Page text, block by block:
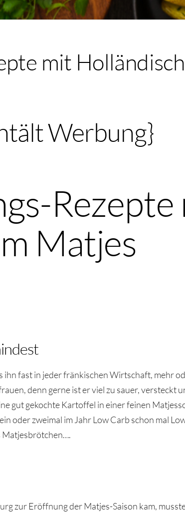
mit
Werbung}
Matjes
ihn fast in jeder fränkischen Wirtschaft, mehr
denn gerne ist er viel zu sauer, versteckt
gut gekochte Kartoffel in einer feinen
oder zweimal im Jahr Low Carb schon mal
Matjesbrötchen….
zur Eröffnung der Matjes-Saison kam,